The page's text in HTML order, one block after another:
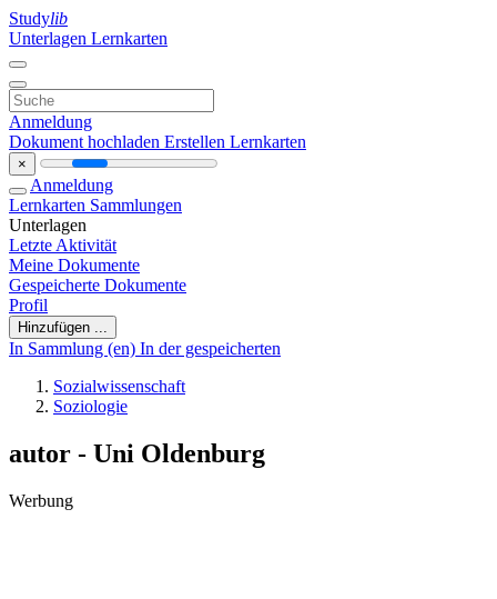
Studylib
Unterlagen Lernkarten
Anmeldung
Dokument hochladen Erstellen Lernkarten
×
Anmeldung
Lernkarten Sammlungen
Unterlagen
Letzte Aktivität
Meine Dokumente
Gespeicherte Dokumente
Profil
Hinzufügen ...
In Sammlung (en) In der gespeicherten
Sozialwissenschaft
Soziologie
autor - Uni Oldenburg
Werbung